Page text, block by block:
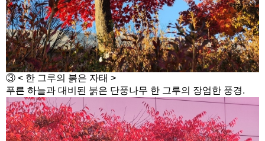
③ < 한 그루의 붉은 자태 >
푸른 하늘과 대비된 붉은 단풍나무 한 그루의 장엄한 풍경.